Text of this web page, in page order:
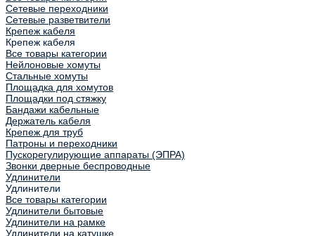
Сетевые переходники
Сетевые разветвители
Крепеж кабеля
Крепеж кабеля
Все товары категории
Нейлоновые хомуты
Стальные хомуты
Площадка для хомутов
Площадки под стяжку
Бандажи кабельные
Держатель кабеля
Крепеж для труб
Патроны и переходники
Пускорегулирующие аппараты (ЭПРА)
Звонки дверные беспроводные
Удлинители
Удлинители
Все товары категории
Удлинители бытовые
Удлинители на рамке
Удлинители на катушке